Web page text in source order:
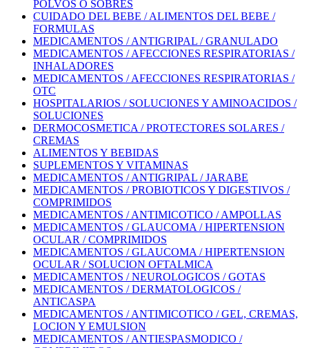
POLVOS O SOBRES
CUIDADO DEL BEBE / ALIMENTOS DEL BEBE /
FORMULAS
MEDICAMENTOS / ANTIGRIPAL / GRANULADO
MEDICAMENTOS / AFECCIONES RESPIRATORIAS /
INHALADORES
MEDICAMENTOS / AFECCIONES RESPIRATORIAS /
OTC
HOSPITALARIOS / SOLUCIONES Y AMINOACIDOS /
SOLUCIONES
DERMOCOSMETICA / PROTECTORES SOLARES /
CREMAS
ALIMENTOS Y BEBIDAS
SUPLEMENTOS Y VITAMINAS
MEDICAMENTOS / ANTIGRIPAL / JARABE
MEDICAMENTOS / PROBIOTICOS Y DIGESTIVOS /
COMPRIMIDOS
MEDICAMENTOS / ANTIMICOTICO / AMPOLLAS
MEDICAMENTOS / GLAUCOMA / HIPERTENSION
OCULAR / COMPRIMIDOS
MEDICAMENTOS / GLAUCOMA / HIPERTENSION
OCULAR / SOLUCION OFTALMICA
MEDICAMENTOS / NEUROLOGICOS / GOTAS
MEDICAMENTOS / DERMATOLOGICOS /
ANTICASPA
MEDICAMENTOS / ANTIMICOTICO / GEL, CREMAS,
LOCION Y EMULSION
MEDICAMENTOS / ANTIESPASMODICO /